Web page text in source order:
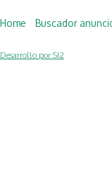
Home Buscador
Desarrollo por SI2